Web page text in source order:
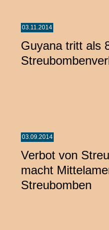
03.11.2014
Guyana tritt als
03.09.2014
Verbot von
macht
Streubomben